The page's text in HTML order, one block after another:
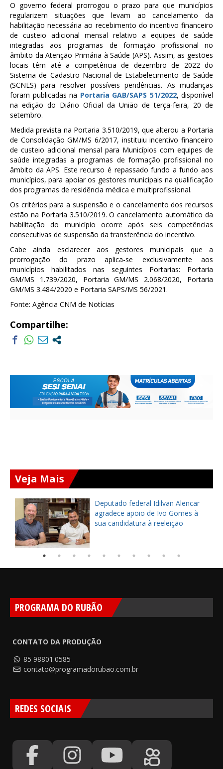
O governo federal prorrogou o prazo para que municípios
regularizem situações que levam ao cancelamento da
habilitação necessária ao recebimento do incentivo financeiro
de custeio adicional mensal relativo a equipes de saúde
integradas aos programas de formação profissional no
âmbito da Atenção Primária à Saúde (APS). Assim, as gestões
locais têm até a competência de dezembro de 2022 do
Sistema de Cadastro Nacional de Estabelecimento de Saúde
(SCNES) para resolver possíveis pendências. As mudanças
foram publicadas na Portaria GAB/SAPS 51/2022, disponível
na edição do Diário Oficial da União de terça-feira, 20 de
setembro.
Medida prevista na Portaria 3.510/2019, que alterou a Portaria
de Consolidação GM/MS 6/2017, instituiu incentivo financeiro
de custeio adicional mensal para Municípios com equipes de
saúde integradas a programas de formação profissional no
âmbito da APS. Este recurso é repassado fundo a fundo aos
municípios, para apoiar os gestores municipais na qualificação
dos programas de residência médica e multiprofissional.
Os critérios para a suspensão e o cancelamento dos recursos
estão na Portaria 3.510/2019. O cancelamento automático da
habilitação do município ocorre após seis competências
consecutivas de suspensão da transferência do incentivo.
Cabe ainda esclarecer aos gestores municipais que a
prorrogação do prazo aplica-se exclusivamente aos
municípios habilitados nas seguintes Portarias: Portaria
GM/MS 1.739/2020, Portaria GM/MS 2.068/2020, Portaria
GM/MS 3.484/2020 e Portaria SAPS/MS 56/2021.
Fonte: Agência CNM de Notícias
Compartilhe:
Veja Mais
Deputado federal Idilvan Alencar
agradece apoio de Ivo Gomes à
sua candidatura à reeleição
PROGRAMA DO RUBÃO
CONTATO DA PRODUÇÃO
85 98801.0585
contato@programadorubao.com.br
REDES SOCIAIS